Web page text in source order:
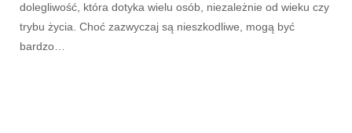
dolegliwość, która dotyka wielu osób, niezależnie od wieku czy
trybu życia. Choć zazwyczaj są nieszkodliwe, mogą być
bardzo…